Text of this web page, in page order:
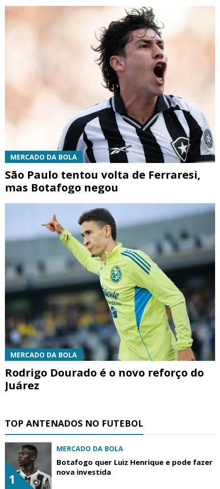
MERCADO DA BOLA
São Paulo tentou volta de Ferraresi,
mas Botafogo negou
MERCADO DA BOLA
Rodrigo Dourado é o novo reforço do
Juárez
TOP ANTENADOS NO FUTEBOL
1
MERCADO DA BOLA
Botafogo quer Luiz Henrique e pode fazer
nova investida